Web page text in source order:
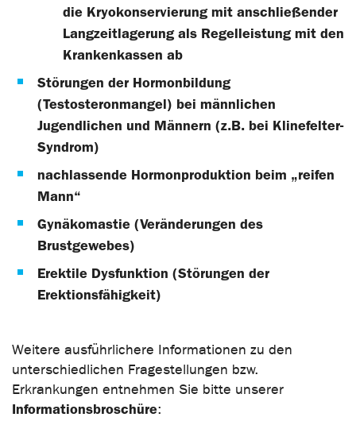
die Kryokonservierung mit anschließender
Langzeitlagerung als Regelleistung mit den
Krankenkassen ab
Störungen der Hormonbildung
(Testosteronmangel) bei männlichen
Jugendlichen und Männern (z.B. bei Klinefelter-
Syndrom)
nachlassende Hormonproduktion beim „reifen
Mann“
Gynäkomastie (Veränderungen des
Brustgewebes)
Erektile Dysfunktion (Störungen der
Erektionsfähigkeit)
Weitere ausführlichere Informationen zu den
unterschiedlichen Fragestellungen bzw.
Erkrankungen entnehmen Sie bitte unserer
Informationsbroschüre: